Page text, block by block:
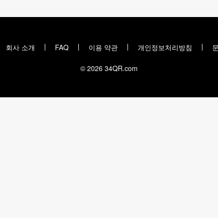
회사 소개 FAQ 이용 약관 개인정보처리방침
© 2026 34QR.com